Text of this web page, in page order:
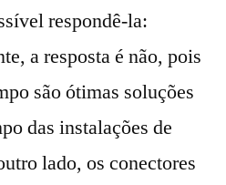
respondê-la:
a resposta é não, pois
são ótimas soluções
das instalações de
lado, os conectores